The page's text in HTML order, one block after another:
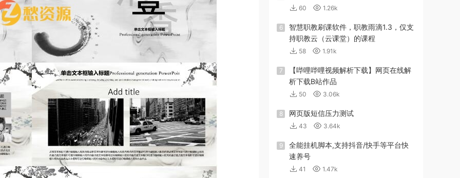
60 1.26k
6
智慧职教刷课软件，职教雨滴1.3，仅支
持职教云（云课堂）的课程
58 1.91k
7
【哔哩哔哩视频解析下载】网页在线解
析下载B站作品
50 3.06k
8 网页版短信压力测试
43 3.64k
9
全能挂机脚本,支持抖音/快手等平台快
速养号
41 1.47k